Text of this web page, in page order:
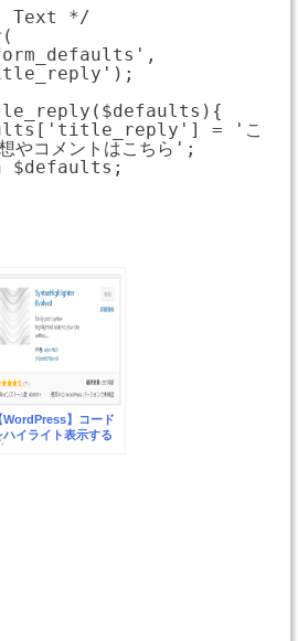
Text */
= 'こ
やコメントはこちら';
$defaults;
WordPress】コード
ハイライト表示する